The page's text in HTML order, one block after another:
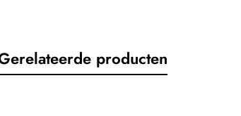
maat.
producten